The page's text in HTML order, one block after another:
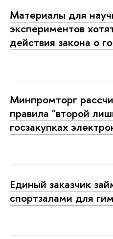
Материалы для
экспериментов
действия закона о
Минпромторг
правила "второй
госзакупках
Единый заказчик
спортзалами для